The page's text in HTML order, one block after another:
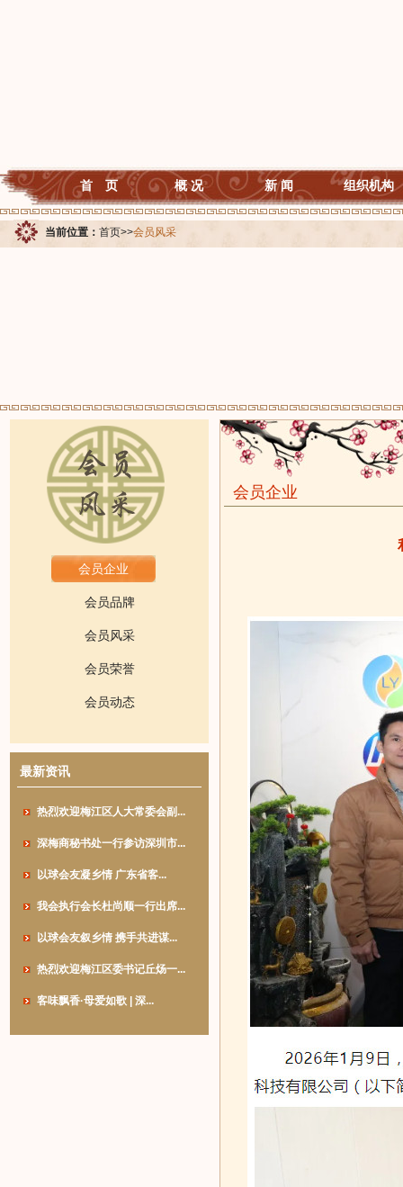
首 页 概 况 新 闻 组织机构
当前位置： 首页>>会员风采
会员企业
会员品牌
会员风采
会员荣誉
会员动态
最新资讯
热烈欢迎梅江区人大常委会副...
深梅商秘书处一行参访深圳市...
以球会友凝乡情 广东省客...
我会执行会长杜尚顺一行出席...
以球会友叙乡情 携手共进谋...
热烈欢迎梅江区委书记丘炀一...
客味飘香·母爱如歌 | 深...
会员企业